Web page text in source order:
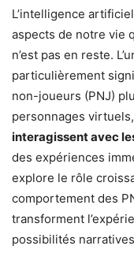
L’intelligence
aspects de notre vie
n’est pas en reste.
particulièrement
non-joueurs (PNJ)
personnages
interagissent avec
des expériences
explore le rôle
comportement des
transforment
possibilités